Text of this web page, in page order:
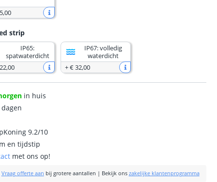
,00
strip
IP65:
spatwaterdicht
,00
IP67: volledig
waterdicht
+€ 32,00
in huis
9.2/10
en tijdstip
met ons op!
Vraag offerte aan bij grotere aantallen | Bekijk ons zakelijke klantenprogramma